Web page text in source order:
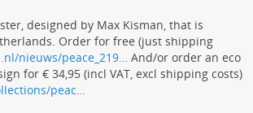
designed by Max Kisman, that is
Order for free (just shipping
nieuws/peace_219… And/or order an eco
for € 34,95 (incl VAT, excl shipping costs)
peac…